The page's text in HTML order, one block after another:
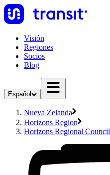
Visión
Regiones
Socios
Blog
Español
Nueva Zelanda
Horizons Region
Horizons Regional Council